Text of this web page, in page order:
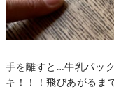
手を離すと…牛乳パッ
キ！！！飛びあがるま